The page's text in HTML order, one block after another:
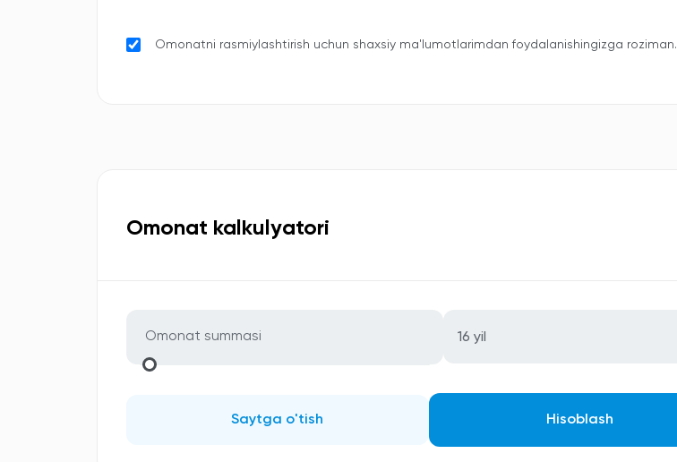
Omonatni rasmiylashtirish uchun shaxsiy ma'lumotlarimdan foydalanishingizga roziman.
Omonat kalkulyatori
16 yil
Saytga o'tish Hisoblash